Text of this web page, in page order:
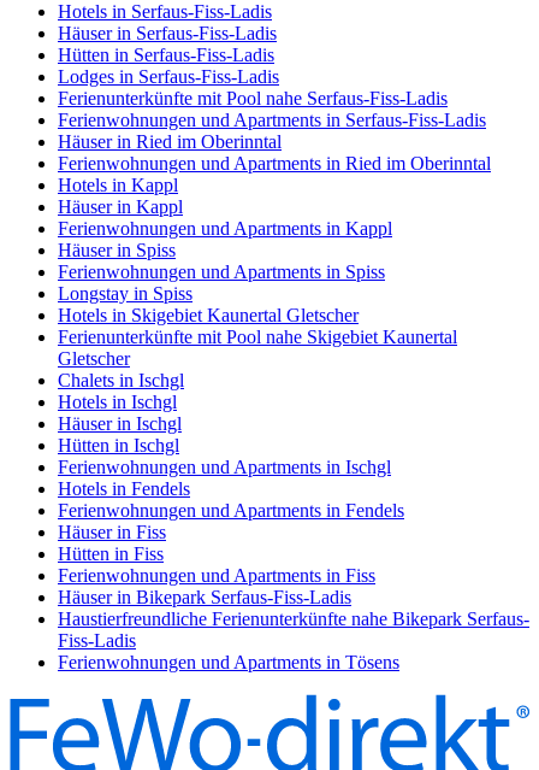
Hotels in Serfaus-Fiss-Ladis
Häuser in Serfaus-Fiss-Ladis
Hütten in Serfaus-Fiss-Ladis
Lodges in Serfaus-Fiss-Ladis
Ferienunterkünfte mit Pool nahe Serfaus-Fiss-Ladis
Ferienwohnungen und Apartments in Serfaus-Fiss-Ladis
Häuser in Ried im Oberinntal
Ferienwohnungen und Apartments in Ried im Oberinntal
Hotels in Kappl
Häuser in Kappl
Ferienwohnungen und Apartments in Kappl
Häuser in Spiss
Ferienwohnungen und Apartments in Spiss
Longstay in Spiss
Hotels in Skigebiet Kaunertal Gletscher
Ferienunterkünfte mit Pool nahe Skigebiet Kaunertal
Gletscher
Chalets in Ischgl
Hotels in Ischgl
Häuser in Ischgl
Hütten in Ischgl
Ferienwohnungen und Apartments in Ischgl
Hotels in Fendels
Ferienwohnungen und Apartments in Fendels
Häuser in Fiss
Hütten in Fiss
Ferienwohnungen und Apartments in Fiss
Häuser in Bikepark Serfaus-Fiss-Ladis
Haustierfreundliche Ferienunterkünfte nahe Bikepark Serfaus-
Fiss-Ladis
Ferienwohnungen und Apartments in Tösens